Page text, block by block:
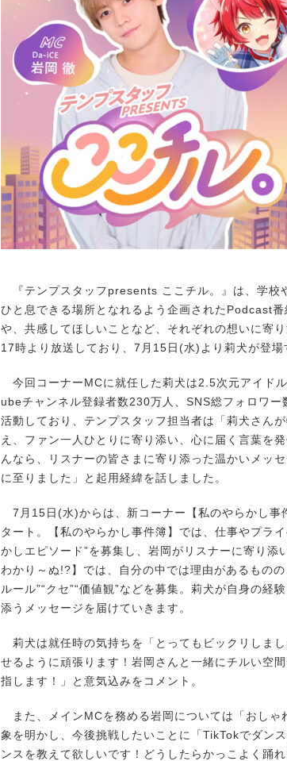
『テンプスタッフpresents ここチル。』は、学校
ひと息できる場所となれるよう企画されたPodcast
や、共感してほしいことなど、それぞれの想いに寄
17時より放送しており、7月15日(水)より莉犬が登場
今回コーナーMCに就任した莉犬は2.5次元アイド
ubeチャンネル登録者数230万人、SNS総フォロワー
活動しており、テンプスタッフ担当者は「莉犬さん
え、ファン一人ひとりに寄り添い、心に届く言葉を
んなら、リスナーの皆さまに寄り添った温かいメッ
に至りました」と起用経緯を話しました。
7月15日(水)からは、新コーナー【私のやらかし事
タート。【私のやらかし事件簿】では、仕事やプラ
かしエピソード”を募集し、岩岡がリスナーに寄り添
わかり～ぬ!?】では、自分の中では理由があるもの
ルール”“クセ”“価値観”などを募集。莉犬が自身の経
添うメッセージを届けていきます。
莉犬は就任時の気持ちを「とってもビックリしま
せるように頑張ります！岩岡さんと一緒にチルい空
指します！」と意気込みをコメント。
また、メインMCを務める岩岡については「おしゃ
象を明かし、今後挑戦したいことに「TikTokでダン
ンスを教えて欲しいです！どうしたらかっこよく踊